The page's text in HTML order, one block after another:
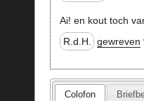
Ai! en kout toch
R.d.H.
gewreven
Colofon